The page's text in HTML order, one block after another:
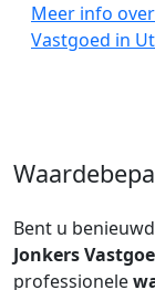
Meer info
Vastgoed in
Bent u
Jonkers
professionele